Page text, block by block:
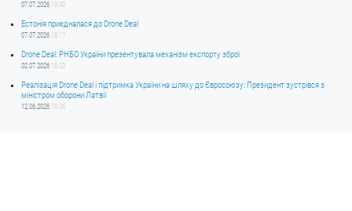
07.07.2026 19:40
Естонія приєдналася до Drone Deal
07.07.2026 18:17
Drone Deal: РНБО України презентувала механізм експорту зброї
02.07.2026 18:23
Реалізація Drone Deal і підтримка України на шляху до Євросоюзу: Президент зустрівся з
міністром оборони Латвії
12.06.2026 19:36